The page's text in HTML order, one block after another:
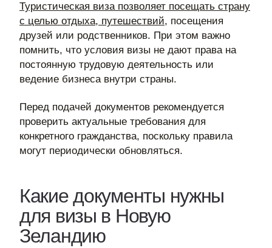
Туристическая виза позволяет посещать страну
с целью отдыха, путешествий, посещения
друзей или родственников. При этом важно
помнить, что условия визы не дают права на
постоянную трудовую деятельность или
ведение бизнеса внутри страны.
Перед подачей документов рекомендуется
проверить актуальные требования для
конкретного гражданства, поскольку правила
могут периодически обновляться.
Какие документы нужны
для визы в Новую
Зеландию